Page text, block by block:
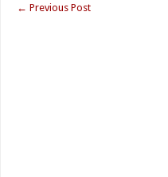
← Previous Post